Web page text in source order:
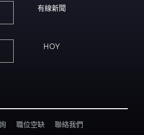
有線新聞
HOY
職位空缺 聯絡我們